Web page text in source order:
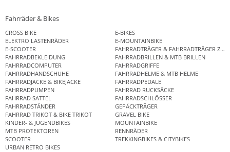
Fahrräder & Bikes
CROSS BIKE
E-BIKES
ELEKTRO LASTENRÄDER
E-MOUNTAINBIKE
E-SCOOTER
FAHRRADTRÄGER & FAHRRADTRÄGER
FAHRRADBEKLEIDUNG
FAHRRADBRILLEN & MTB BRILLEN
FAHRRADCOMPUTER
FAHRRADGRIFFE
FAHRRADHANDSCHUHE
FAHRRADHELME & MTB HELME
FAHRRADJACKE & BIKEJACKE
FAHRRADPEDALE
FAHRRADPUMPEN
FAHRRAD RUCKSÄCKE
FAHRRAD SATTEL
FAHRRADSCHLÖSSER
FAHRRADSTÄNDER
GEPÄCKTRÄGER
FAHRRAD TRIKOT & BIKE TRIKOT
GRAVEL BIKE
KINDER- & JUGENDBIKES
MOUNTAINBIKE
MTB PROTEKTOREN
RENNRÄDER
SCOOTER
TREKKINGBIKES & CITYBIKES
URBAN RETRO BIKES